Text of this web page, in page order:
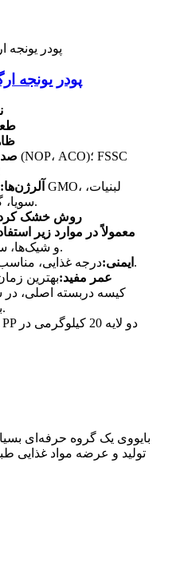
پودر یونجه
آلرژن‌ها:
سویا، گلوتن و مواد افزودنی.
روش خشک
معمولاً در موارد زیر
و شیک‌ها، سلامتی و تناسب اندام.
ایمنی: درجه غذایی، مناسب برای مصرف انسان.
عمر مفید:
کیسه دربسته اصلی،
بدون بو نگهداری شود.
تولید و عرضه مواد غذایی